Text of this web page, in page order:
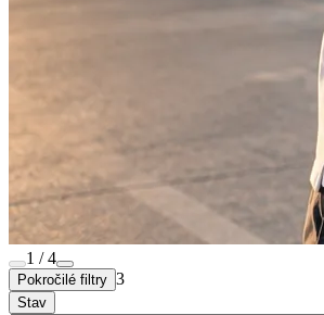
1 / 4
Pokročilé filtry 3
Stav